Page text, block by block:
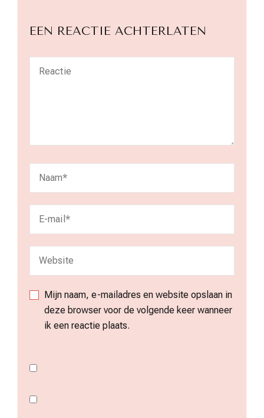
EEN REACTIE ACHTERLATEN
Mijn naam, e-mailadres en website opslaan in
deze browser voor de volgende keer wanneer
ik een reactie plaats.